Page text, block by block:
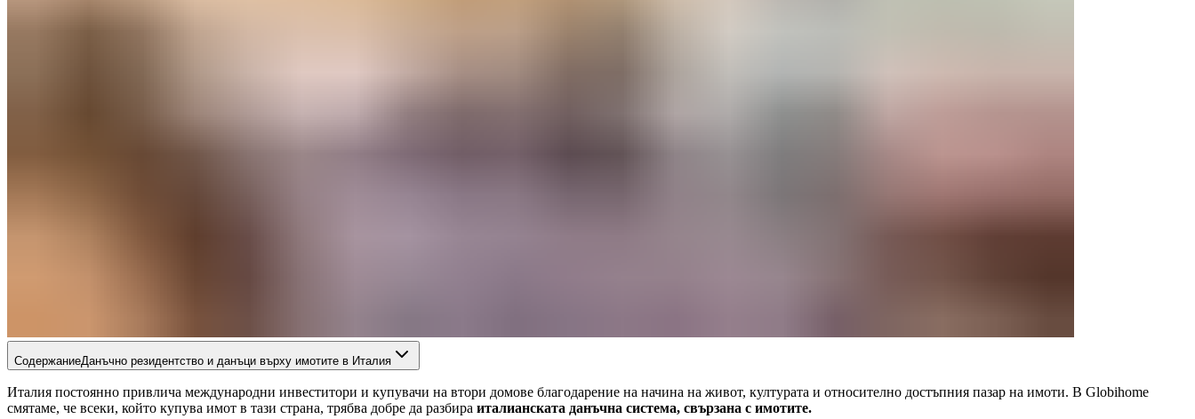
СодержаниеДанъчно резидентство и данъци върху имотите в Италия
Италия постоянно привлича международни инвеститори и купувачи на втори домове благодарение на начина на живот, културата и относително достъпния пазар на имоти. В Globihome
смятаме, че всеки, който купува имот в тази страна, трябва добре да разбира италианската данъчна система, свързана с имотите.